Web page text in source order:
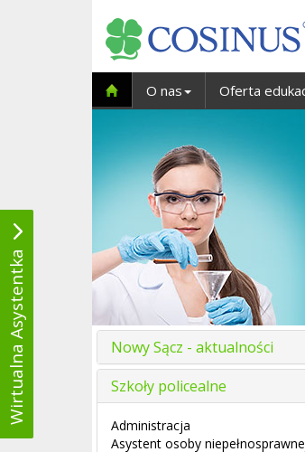
O nas Oferta
Nowy Sącz - aktualności
Szkoły policealne
Administracja
Asystent osoby
Wirtualna Asystentka